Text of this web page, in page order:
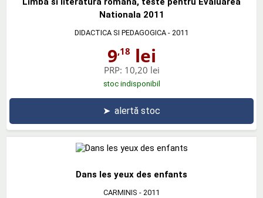
Nationala 2011
DIDACTICA SI PEDAGOGICA - 2011
9,18 lei
PRP: 10,20 lei
stoc indisponibil
➤ alertă stoc
Dans les yeux des enfants
CARMINIS - 2011